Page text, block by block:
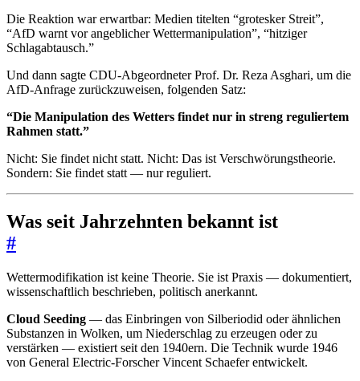
Die Reaktion war erwartbar: Medien titelten “grotesker Streit”,
“AfD warnt vor angeblicher Wettermanipulation”, “hitziger
Schlagabtausch.”
Und dann sagte CDU-Abgeordneter Prof. Dr. Reza Asghari, um die
AfD-Anfrage zurückzuweisen, folgenden Satz:
“Die Manipulation des Wetters findet nur in streng reguliertem
Rahmen statt.”
Nicht: Sie findet nicht statt. Nicht: Das ist Verschwörungstheorie.
Sondern: Sie findet statt — nur reguliert.
Was seit Jahrzehnten bekannt ist
#
Wettermodifikation ist keine Theorie. Sie ist Praxis — dokumentiert,
wissenschaftlich beschrieben, politisch anerkannt.
Cloud Seeding — das Einbringen von Silberiodid oder ähnlichen
Substanzen in Wolken, um Niederschlag zu erzeugen oder zu
verstärken — existiert seit den 1940ern. Die Technik wurde 1946
von General Electric-Forscher Vincent Schaefer entwickelt.